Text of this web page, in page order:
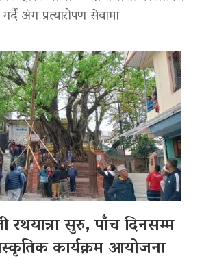
अंग प्रत्यारोपण सेवामा
रथयात्रा सुरु, पाँच दिनसम्म
कार्यक्रम आयोजना